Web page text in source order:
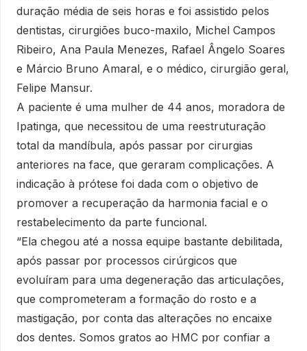
duração média de seis horas e foi assistido pelos
dentistas, cirurgiões buco-maxilo, Michel Campos
Ribeiro, Ana Paula Menezes, Rafael Ângelo Soares
e Márcio Bruno Amaral, e o médico, cirurgião geral,
Felipe Mansur.
A paciente é uma mulher de 44 anos, moradora de
Ipatinga, que necessitou de uma reestruturação
total da mandíbula, após passar por cirurgias
anteriores na face, que geraram complicações. A
indicação à prótese foi dada com o objetivo de
promover a recuperação da harmonia facial e o
restabelecimento da parte funcional.
“Ela chegou até a nossa equipe bastante debilitada,
após passar por processos cirúrgicos que
evoluíram para uma degeneração das articulações,
que comprometeram a formação do rosto e a
mastigação, por conta das alterações no encaixe
dos dentes. Somos gratos ao HMC por confiar a